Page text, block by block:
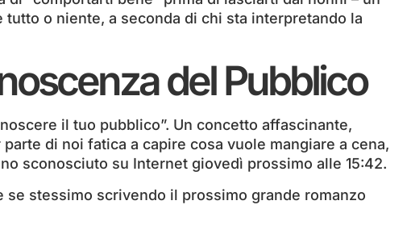
o niente, a seconda di chi sta interpretando la
del Pubblico
il tuo pubblico”. Un concetto affascinante,
di noi fatica a capire cosa vuole mangiare a cena,
sconosciuto su Internet giovedì prossimo alle 15:42.
se stessimo scrivendo il prossimo grande romanzo